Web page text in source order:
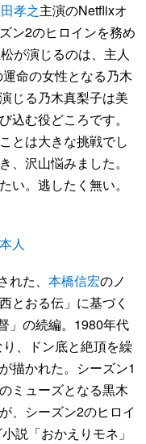
孝之主演のNetflixオ
ン2のヒロインを務め
が演じるのは、主人
運命の女性となる乃木
じる乃木真梨子は美
込む役どころです。
とは大きな挑戦でし
、沢山悩みました。
い。逃したく無い。
人
た、 本橋信宏のノ
とおる伝」に基づく
」の続編。1980年代
、ドン底と絶頂を繰
描かれた。シーズン1
ミューズとなる黒木
、シーズン2のヒロイ
説「おかえりモネ」